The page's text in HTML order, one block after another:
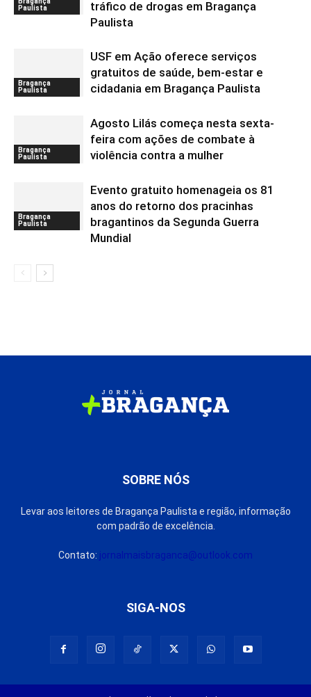
Paulista
tráfico de drogas em Bragança
Paulista
Bragança
Paulista
USF em Ação oferece serviços
gratuitos de saúde, bem-estar e
cidadania em Bragança Paulista
Bragança
Paulista
Agosto Lilás começa nesta sexta-
feira com ações de combate à
violência contra a mulher
Bragança
Paulista
Evento gratuito homenageia os 81
anos do retorno dos pracinhas
bragantinos da Segunda Guerra
Mundial
SOBRE NÓS
Levar aos leitores de Bragança Paulista e região, informação
com padrão de excelência.
Contato: jornalmaisbraganca@outlook.com
SIGA-NOS